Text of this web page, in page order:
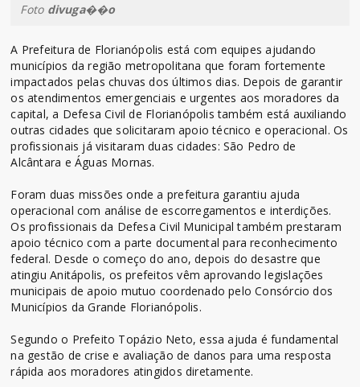
Foto divuga��o
A Prefeitura de Florianópolis está com equipes ajudando
municípios da região metropolitana que foram fortemente
impactados pelas chuvas dos últimos dias. Depois de garantir
os atendimentos emergenciais e urgentes aos moradores da
capital, a Defesa Civil de Florianópolis também está auxiliando
outras cidades que solicitaram apoio técnico e operacional. Os
profissionais já visitaram duas cidades: São Pedro de
Alcântara e Águas Mornas.
Foram duas missões onde a prefeitura garantiu ajuda
operacional com análise de escorregamentos e interdições.
Os profissionais da Defesa Civil Municipal também prestaram
apoio técnico com a parte documental para reconhecimento
federal. Desde o começo do ano, depois do desastre que
atingiu Anitápolis, os prefeitos vêm aprovando legislações
municipais de apoio mutuo coordenado pelo Consórcio dos
Municípios da Grande Florianópolis.
Segundo o Prefeito Topázio Neto, essa ajuda é fundamental
na gestão de crise e avaliação de danos para uma resposta
rápida aos moradores atingidos diretamente.